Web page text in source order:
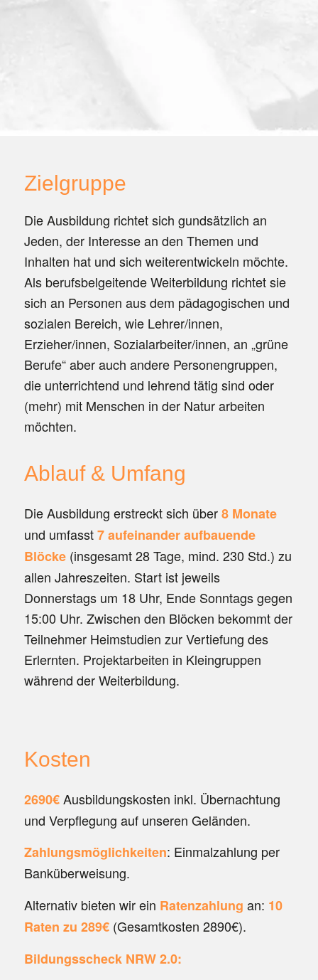
Zielgruppe
Die Ausbildung richtet sich gundsätzlich an
Jeden, der Interesse an den Themen und
Inhalten hat und sich weiterentwickeln möchte.
Als berufsbelgeitende Weiterbildung richtet sie
sich an Personen aus dem pädagogischen und
sozialen Bereich, wie Lehrer/innen,
Erzieher/innen, Sozialarbeiter/innen, an „grüne
Berufe“ aber auch andere Personengruppen,
die unterrichtend und lehrend tätig sind oder
(mehr) mit Menschen in der Natur arbeiten
möchten.
Ablauf &Umfang
Die Ausbildung erstreckt sich über8 Monate
und umfasst7 aufeinander aufbauende
Blöcke(insgesamt 28 Tage, mind. 230 Std.) zu
allen Jahreszeiten. Start ist jeweils
Donnerstags um 18 Uhr, Ende Sonntags gegen
15:00 Uhr. Zwischen den Blöcken bekommt der
Teilnehmer Heimstudien zur Vertiefung des
Erlernten. Projektarbeiten in Kleingruppen
während der Weiterbildung.
Kosten
2690€Ausbildungskosten inkl. Übernachtung
und Verpflegung auf unseren Geländen.
Zahlungsmöglichkeiten: Einmalzahlung per
Banküberweisung.
Alternativ bieten wir ein Ratenzahlung an: 10
Raten zu 289€(Gesamtkosten 2890€).
Bildungsscheck NRW 2.0: